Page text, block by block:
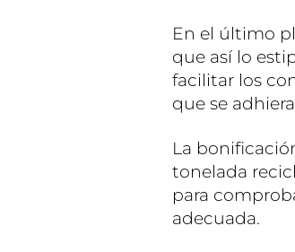
En el último
que así lo
facilitar los
que se
La
tonelada
para
adecuada.